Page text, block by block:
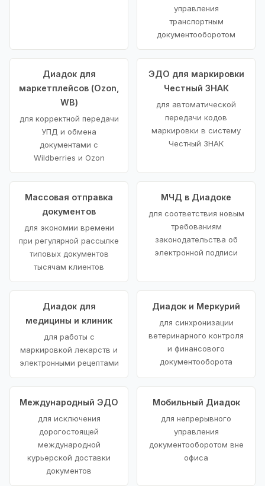
управления
транспортным
документооборотом
Диадок для
маркетплейсов (Ozon,
WB)
для корректной передачи
УПД и обмена
документами с
Wildberries и Ozon
ЭДО для маркировки
Честный ЗНАК
для автоматической
передачи кодов
маркировки в систему
Честный ЗНАК
Массовая отправка
документов
для экономии времени
при регулярной рассылке
типовых документов
тысячам клиентов
МЧД в Диадоке
для соответствия новым
требованиям
законодательства об
электронной подписи
Диадок для
медицины и клиник
для работы с
маркировкой лекарств и
электронными рецептами
Диадок и Меркурий
для синхронизации
ветеринарного контроля
и финансового
документооборота
Международный ЭДО
для исключения
дорогостоящей
международной
курьерской доставки
документов
Мобильный Диадок
для непрерывного
управления
документооборотом вне
офиса